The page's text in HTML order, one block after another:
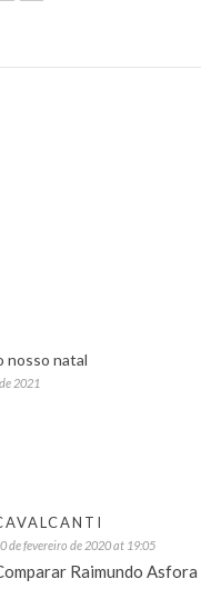
nosso natal
2021
de fevereiro de 2020 at 19:05
Raimundo